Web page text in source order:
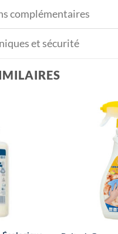
complémentaires
et sécurité